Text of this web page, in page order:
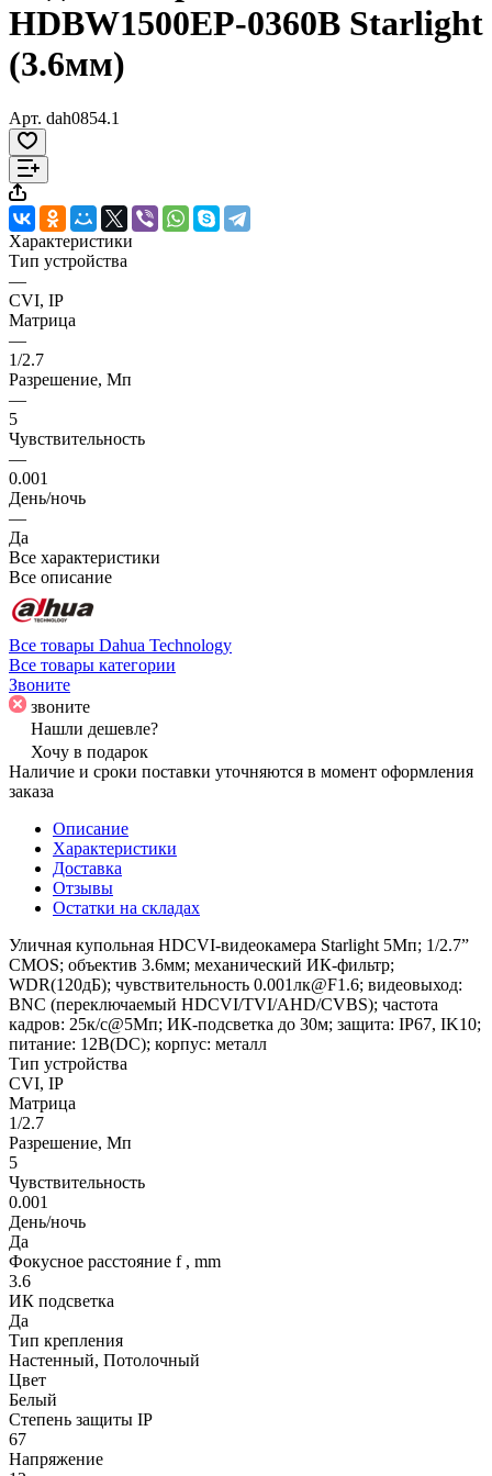
HDBW1500EP-0360B Starlight
(3.6мм)
Арт. dah0854.1
Характеристики
Тип устройства
—
CVI, IP
Матрица
—
1/2.7
Разрешение, Мп
—
5
Чувствительность
—
0.001
День/ночь
—
Да
Все характеристики
Все описание
Все товары Dahua Technology
Все товары категории
Звоните
звоните
Нашли дешевле?
Хочу в подарок
Наличие и сроки поставки уточняются в момент оформления
заказа
Описание
Характеристики
Доставка
Отзывы
Остатки на складах
Уличная купольная HDCVI-видеокамера Starlight 5Мп; 1/2.7”
CMOS; объектив 3.6мм; механический ИК-фильтр;
WDR(120дБ); чувствительность 0.001лк@F1.6; видеовыход:
BNC (переключаемый HDCVI/TVI/AHD/CVBS); частота
кадров: 25к/c@5Мп; ИК-подсветка до 30м; защита: IP67, IK10;
питание: 12В(DC); корпус: металл
Тип устройства
CVI, IP
Матрица
1/2.7
Разрешение, Мп
5
Чувствительность
0.001
День/ночь
Да
Фокусное расстояние f , mm
3.6
ИК подсветка
Да
Тип крепления
Настенный, Потолочный
Цвет
Белый
Степень защиты IP
67
Напряжение